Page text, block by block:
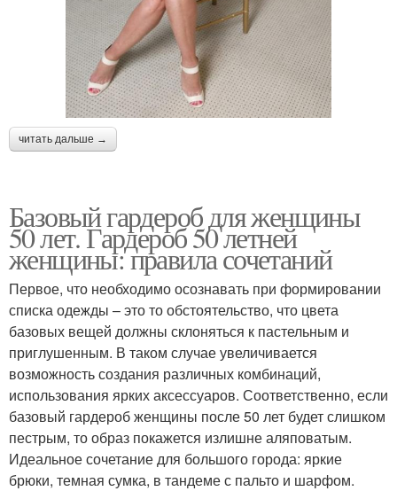
читать дальше →
Базовый гардероб для женщины
50 лет. Гардероб 50 летней
женщины: правила сочетаний
Первое, что необходимо осознавать при формировании
списка одежды – это то обстоятельство, что цвета
базовых вещей должны склоняться к пастельным и
приглушенным. В таком случае увеличивается
возможность создания различных комбинаций,
использования ярких аксессуаров. Соответственно, если
базовый гардероб женщины после 50 лет будет слишком
пестрым, то образ покажется излишне аляповатым.
Идеальное сочетание для большого города: яркие
брюки, темная сумка, в тандеме с пальто и шарфом.